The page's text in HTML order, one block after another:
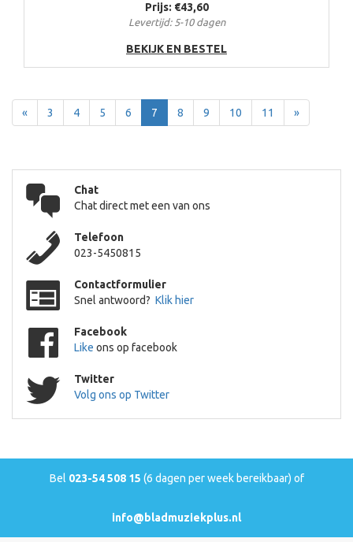
Prijs: €43,60
Levertijd: 5-10 dagen
BEKIJK EN BESTEL
«Terug
3 4 5 6 7 8 9 10 11 »Voor
Chat
Chat direct met een van ons
Telefoon
023-5450815
Contactformulier
Snel antwoord? Klik hier
Facebook
Like ons op facebook
Twitter
Volg ons op Twitter
Bel 023-54 508 15 (6 dagen per week bereikbaar) of
info@bladmuziekplus.nl